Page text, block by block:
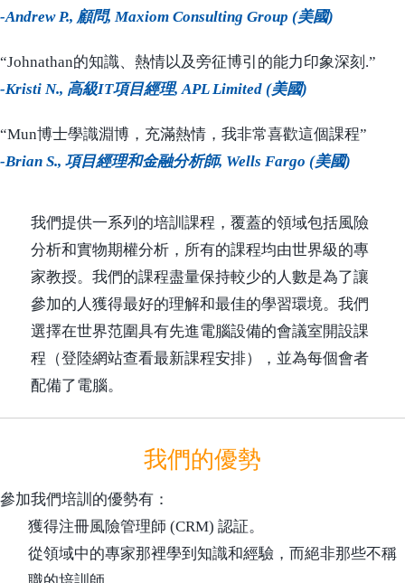
-Andrew P., 顧問, Maxiom Consulting Group (美國)
“Johnathan的知識、熱情以及旁征博引的能力印象深刻.”
-Kristi N., 高級IT項目經理, APL Limited (美國)
“Mun博士學識淵博，充滿熱情，我非常喜歡這個課程”
-Brian S., 項目經理和金融分析師, Wells Fargo (美國)
我們提供一系列的培訓課程，覆蓋的領域包括風險
分析和實物期權分析，所有的課程均由世界級的專
家教授。我們的課程盡量保持較少的人數是為了讓
參加的人獲得最好的理解和最佳的學習環境。我們
選擇在世界范圍具有先進電腦設備的會議室開設課
程（登陸網站查看最新課程安排），並為每個會者
配備了電腦。
我們的優勢
參加我們培訓的優勢有：
獲得注冊風險管理師 (CRM) 認証。
從領域中的專家那裡學到知識和經驗，而絕非那些不稱